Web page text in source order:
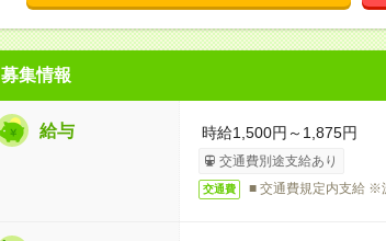
募集情報
給与 時給1,500円～1,875円
交通費別途支給あり
交通費 ■ 交通費規定内支給 ※